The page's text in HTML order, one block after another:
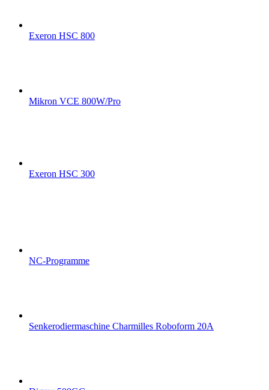
Exeron HSC 800
Mikron VCE 800W/Pro
Exeron HSC 300
NC-Programme
Senkerodiermaschine Charmilles Roboform 20A